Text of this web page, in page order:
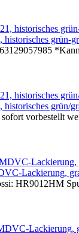
grün-
grün/
vorbestellt
Lackierung,
HR9012HM